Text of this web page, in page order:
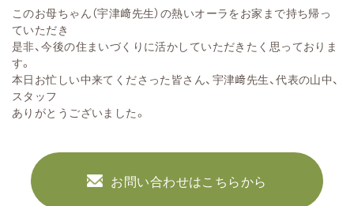
このお母ちゃん（宇津﨑先生）の熱いオーラをお家まで持ち帰っ
ていただき
是非、今後の住まいづくりに活かしていただきたく思っておりま
す。
本日お忙しい中来てくださった皆さん、宇津﨑先生、代表の山中、
スタッフ
ありがとうございました。
お問い合わせはこちらから